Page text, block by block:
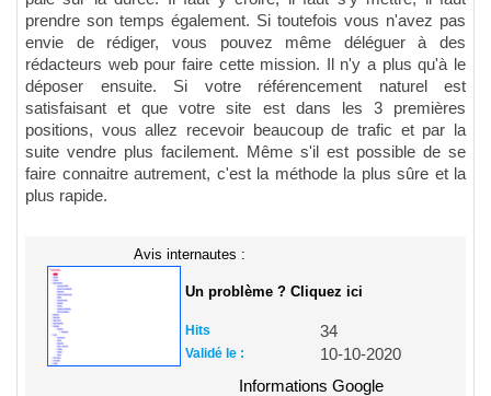
prendre son temps également. Si toutefois vous n'avez pas
envie de rédiger, vous pouvez même déléguer à des
rédacteurs web pour faire cette mission. Il n'y a plus qu'à le
déposer ensuite. Si votre référencement naturel est
satisfaisant et que votre site est dans les 3 premières
positions, vous allez recevoir beaucoup de trafic et par la
suite vendre plus facilement. Même s'il est possible de se
faire connaitre autrement, c'est la méthode la plus sûre et la
plus rapide.
Avis internautes :
Un problème ? Cliquez ici
Hits 34
Validé le :
10-10-2020
Informations Google